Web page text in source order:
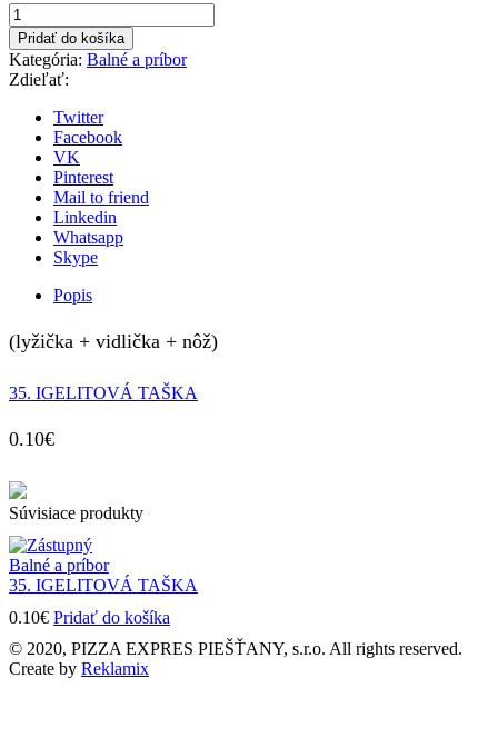
množstvo
171.
PRÍBOR
Pridať do košíka
Kategória: Balné a príbor
Zdieľať:
Twitter
Facebook
VK
Pinterest
Mail to friend
Linkedin
Whatsapp
Skype
Popis
(lyžička + vidlička + nôž)
35. IGELITOVÁ TAŠKA
0.10€
Súvisiace produkty
Balné a príbor
35. IGELITOVÁ TAŠKA
0.10€ Pridať do košíka
© 2020, PIZZA EXPRES PIEŠŤANY, s.r.o. All rights reserved.
Create by Reklamix